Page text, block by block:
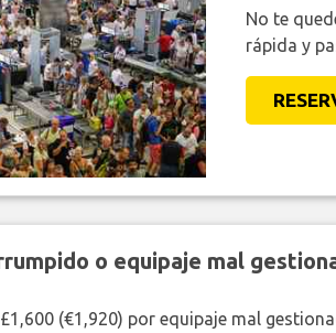
No te
rápida y
o equipaje mal
(€1,920) por equipaje mal